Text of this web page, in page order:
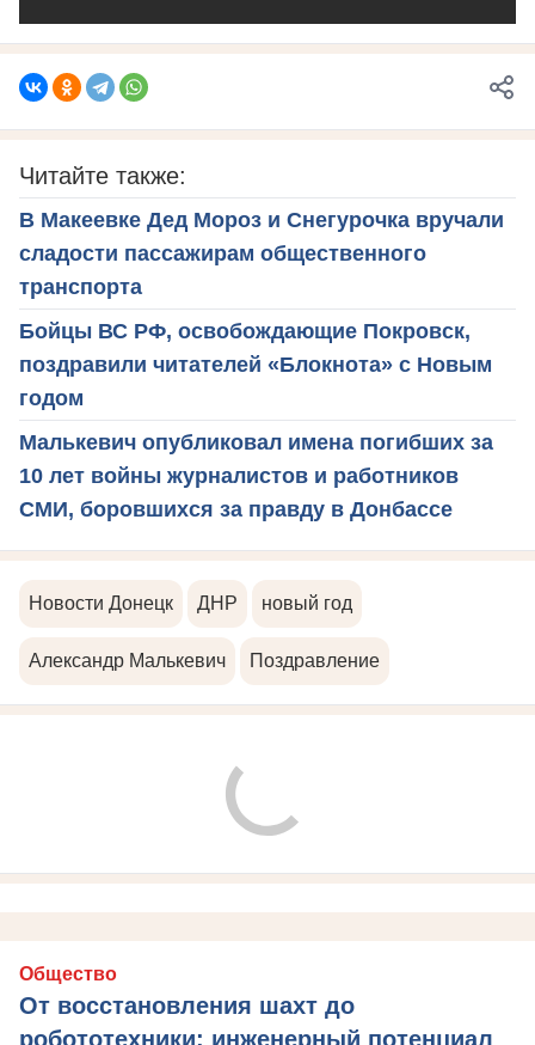
Читайте также:
В Макеевке Дед Мороз и Снегурочка вручали
сладости пассажирам общественного
транспорта
Бойцы ВС РФ, освобождающие Покровск,
поздравили читателей «Блокнота» с Новым
годом
Малькевич опубликовал имена погибших за
10 лет войны журналистов и работников
СМИ, боровшихся за правду в Донбассе
Новости Донецк ДНР новый год
Александр Малькевич Поздравление
Общество
От восстановления шахт до
робототехники: инженерный потенциал